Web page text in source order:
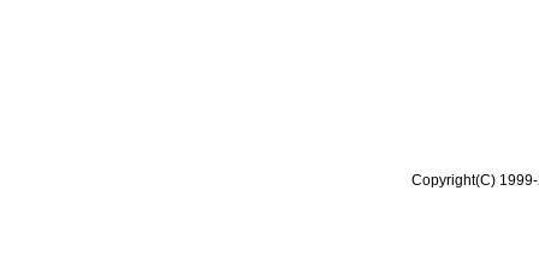
Copyright(C)